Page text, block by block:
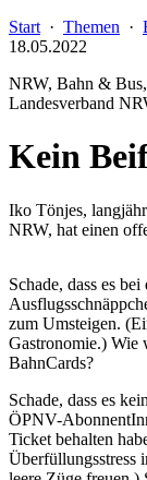
Start · Themen ·
18.05.2022
NRW, Bahn &
Landesverband
Kein
Iko Tönjes,
NRW, hat einen
Schade, dass es
zum Umsteigen.
Gastronomie.) Wie
BahnCards?
Schade, dass es
ÖPNV-
Ticket behalten
Überfüllungsstress